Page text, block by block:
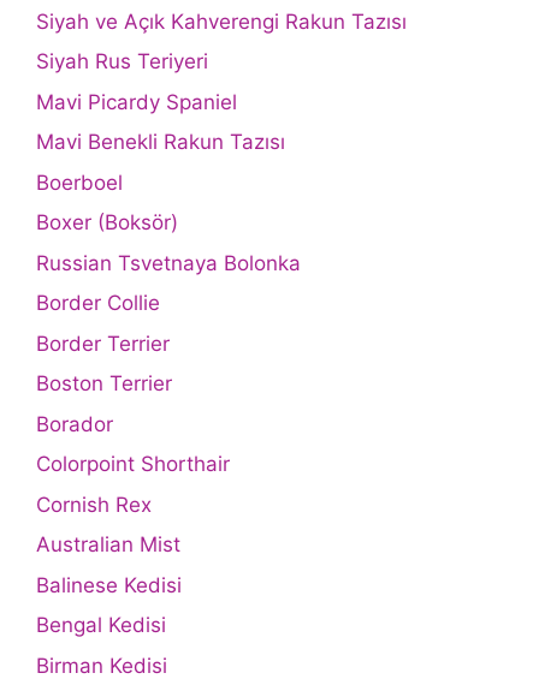
Siyah ve Açık Kahverengi Rakun Tazısı
Siyah Rus Teriyeri
Mavi Picardy Spaniel
Mavi Benekli Rakun Tazısı
Boerboel
Boxer (Boksör)
Russian Tsvetnaya Bolonka
Border Collie
Border Terrier
Boston Terrier
Borador
Colorpoint Shorthair
Cornish Rex
Australian Mist
Balinese Kedisi
Bengal Kedisi
Birman Kedisi